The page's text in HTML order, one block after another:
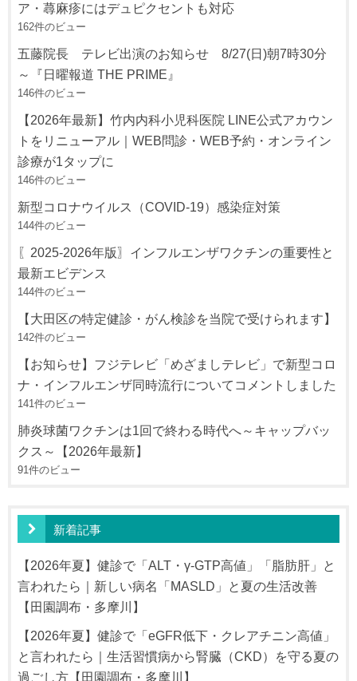
ア・蕁麻疹にはデュピクセントも対応
162件のビュー
五藤院長 テレビ出演のお知らせ 8/27(日)朝7時30分
～『日曜報道 THE PRIME』
146件のビュー
【2026年最新】竹内内科小児科医院 LINE公式アカウン
トをリニューアル｜WEB問診・WEB予約・オンライン
診療が1タップに
146件のビュー
新型コロナウイルス（COVID-19）感染症対策
144件のビュー
〖2025-2026年版〗インフルエンザワクチンの重要性と
最新エビデンス
144件のビュー
【大田区の特定健診・がん検診を当院で受けられます】
142件のビュー
【お知らせ】フジテレビ「めざましテレビ」で新型コロ
ナ・インフルエンザ同時流行についてコメントしました
141件のビュー
肺炎球菌ワクチンは1回で終わる時代へ～キャップバッ
クス～【2026年最新】
91件のビュー
新着記事
【2026年夏】健診で「ALT・γ-GTP高値」「脂肪肝」と
言われたら｜新しい病名「MASLD」と夏の生活改善
【田園調布・多摩川】
【2026年夏】健診で「eGFR低下・クレアチニン高値」
と言われたら｜生活習慣病から腎臓（CKD）を守る夏の
過ごし方【田園調布・多摩川】